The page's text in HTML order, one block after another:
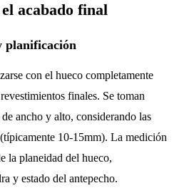
acabado final
planificación
con el hueco completamente
finales. Se toman
ancho y alto, considerando las
10-15mm). La medición
la planeidad del hueco,
y estado del antepecho.